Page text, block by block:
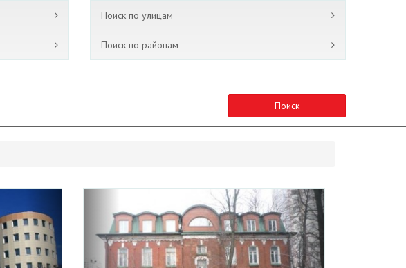
Поиск по улицам
Поиск по районам
Поиск
Next